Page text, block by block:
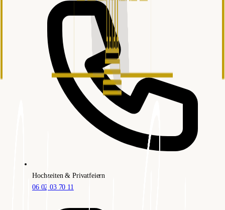
Hochzeiten & Privatfeiern
06 02 03 70 11